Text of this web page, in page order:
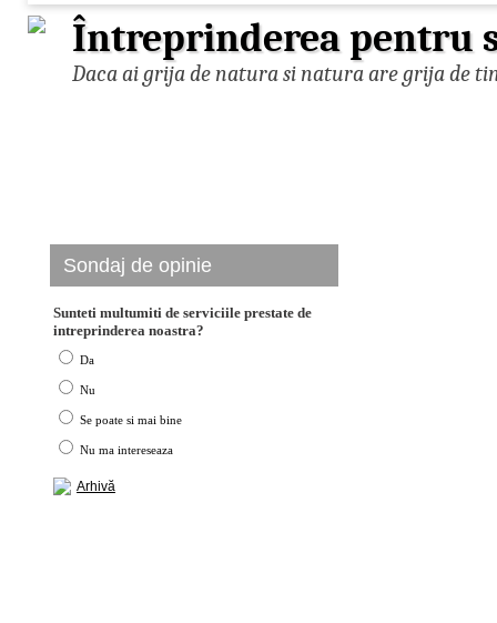
Întreprinderea pentru
Daca ai grija de natura si natura are grija de
Sondaj de opinie
Sunteti multumiti de serviciile prestate de
intreprinderea noastra?
Da
Nu
Se poate si mai bine
Nu ma intereseaza
Arhivă